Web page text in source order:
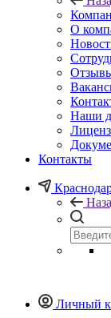
О
Наши
Контакты
Личный